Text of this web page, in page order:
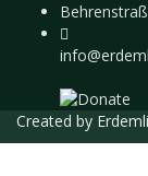
Created by